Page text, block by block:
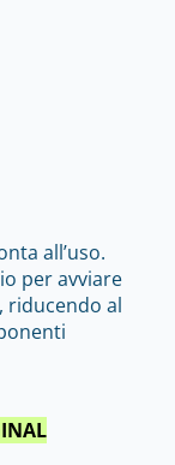
all’uso.
per avviare
riducendo al